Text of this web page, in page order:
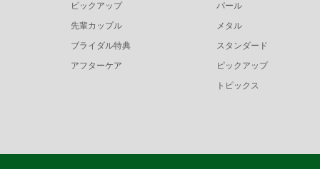
ピックアップ
先輩カップル
ブライダル特典
アフターケア
パール
メタル
スタンダード
ピックアップ
トピックス